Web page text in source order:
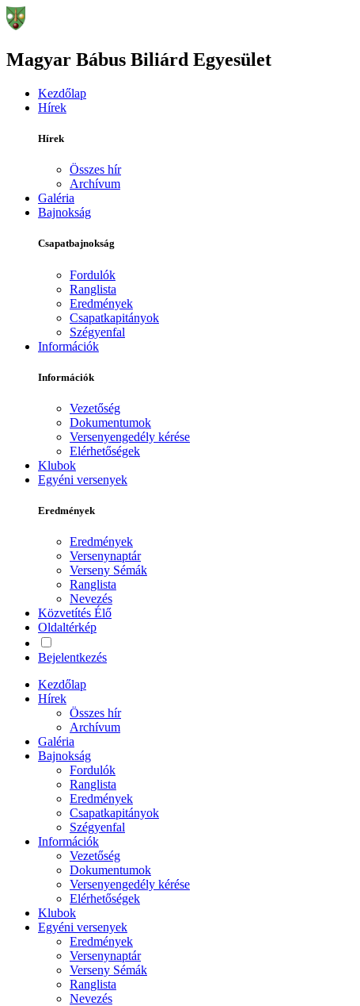
Magyar Bábus Biliárd Egyesület
Kezdőlap
Hírek
Hírek
Összes hír
Archívum
Galéria
Bajnokság
Csapatbajnokság
Fordulók
Ranglista
Eredmények
Csapatkapitányok
Szégyenfal
Információk
Információk
Vezetőség
Dokumentumok
Versenyengedély kérése
Elérhetőségek
Klubok
Egyéni versenyek
Eredmények
Eredmények
Versenynaptár
Verseny Sémák
Ranglista
Nevezés
Közvetítés Élő
Oldaltérkép
Bejelentkezés
Kezdőlap
Hírek
Összes hír
Archívum
Galéria
Bajnokság
Fordulók
Ranglista
Eredmények
Csapatkapitányok
Szégyenfal
Információk
Vezetőség
Dokumentumok
Versenyengedély kérése
Elérhetőségek
Klubok
Egyéni versenyek
Eredmények
Versenynaptár
Verseny Sémák
Ranglista
Nevezés